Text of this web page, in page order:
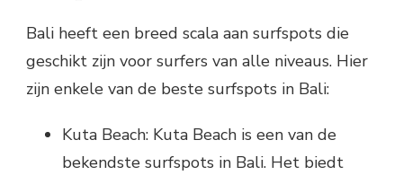
Bali heeft een breed scala aan surfspots die
geschikt zijn voor surfers van alle niveaus. Hier
zijn enkele van de beste surfspots in Bali:
Kuta Beach: Kuta Beach is een van de
bekendste surfspots in Bali. Het biedt